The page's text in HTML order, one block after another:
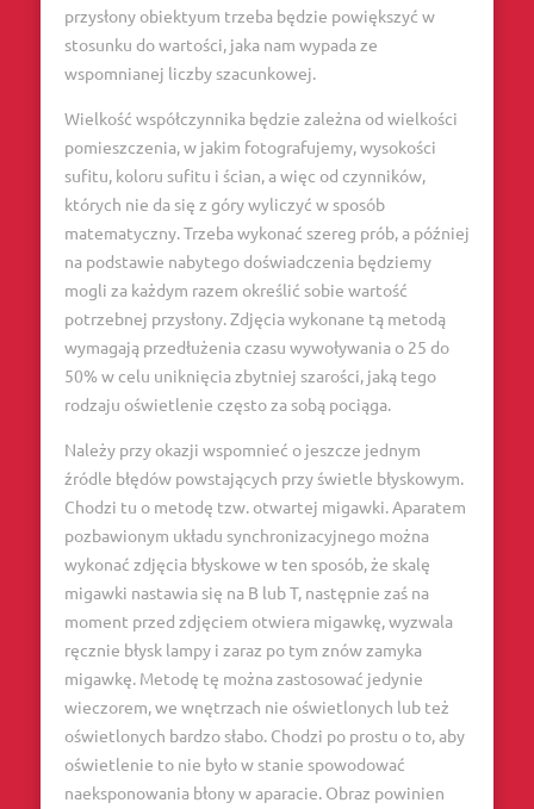
przysłony obiektyum trzeba będzie powiększyć w
stosunku do wartości, jaka nam wypada ze
wspomnianej liczby szacunkowej.
Wielkość współczynnika będzie zależna od wielkości
pomieszczenia, w jakim fotografujemy, wysokości
sufitu, koloru sufitu i ścian, a więc od czynników,
których nie da się z góry wyliczyć w sposób
matematyczny. Trzeba wykonać szereg prób, a później
na podstawie nabytego doświadczenia będziemy
mogli za każdym razem określić sobie wartość
potrzebnej przysłony. Zdjęcia wykonane tą metodą
wymagają przedłużenia czasu wywoływania o 25 do
50% w celu uniknięcia zbytniej szarości, jaką tego
rodzaju oświetlenie często za sobą pociąga.
Należy przy okazji wspomnieć o jeszcze jednym
źródle błędów powstających przy świetle błyskowym.
Chodzi tu o metodę tzw. otwartej migawki. Aparatem
pozbawionym układu synchronizacyjnego można
wykonać zdjęcia błyskowe w ten sposób, że skalę
migawki nastawia się na B lub T, następnie zaś na
moment przed zdjęciem otwiera migawkę, wyzwala
ręcznie błysk lampy i zaraz po tym znów zamyka
migawkę. Metodę tę można zastosować jedynie
wieczorem, we wnętrzach nie oświetlonych lub też
oświetlonych bardzo słabo. Chodzi po prostu o to, aby
oświetlenie to nie było w stanie spowodować
naeksponowania błony w aparacie. Obraz powinien